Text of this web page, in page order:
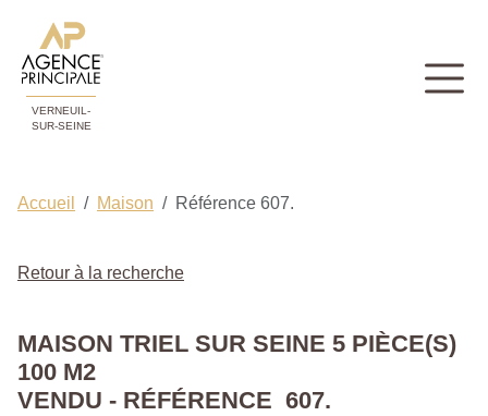
VERNEUIL-
SUR-SEINE
Accueil Maison Référence 607.
Retour à la recherche
MAISON TRIEL SUR SEINE 5 PIÈCE(S)
100 M2
VENDU - RÉFÉRENCE 607.